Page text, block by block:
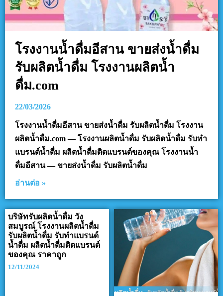
โรงงานน้ำดื่มอีสาน ขายส่งน้ำดื่ม
รับผลิตน้ำดื่ม โรงงานผลิตน้ำ
ดื่ม.com
22/03/2026
โรงงานน้ำดื่มอีสาน ขายส่งน้ำดื่ม รับผลิตน้ำดื่ม โรงงาน
ผลิตน้ำดื่ม.com — โรงงานผลิตน้ำดื่ม รับผลิตน้ำดื่ม รับทำ
แบรนด์น้ำดื่ม ผลิตน้ำดื่มติดแบรนด์ของคุณ โรงงานน้ำ
ดื่มอีสาน — ขายส่งน้ำดื่ม รับผลิตน้ำดื่ม
อ่านต่อ »
บริษัทรับผลิตน้ำดื่ม วัง
สมบูรณ์ โรงงานผลิตน้ำดื่ม
รับผลิตน้ำดื่ม รับทำแบรนด์
น้ำดื่ม ผลิตน้ำดื่มติดแบรนด์
ของคุณ ราคาถูก
12/11/2024